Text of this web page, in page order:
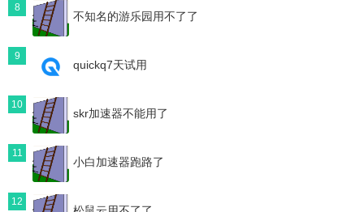
8
不知名的游乐园用不了了
9
quickq7天试用
10
skr加速器不能用了
11
小白加速器跑路了
12